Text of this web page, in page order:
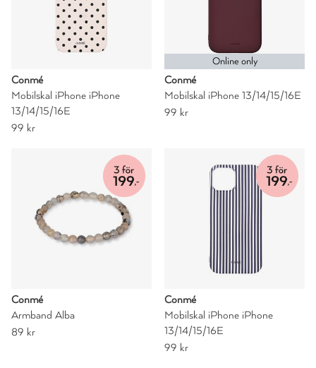
Conmé
Mobilskal iPhone iPhone
13/14/15/16E
99 kr
Online only
Conmé
Mobilskal iPhone 13/14/15/16E
99 kr
Conmé
Armband Alba
89 kr
Conmé
Mobilskal iPhone iPhone
13/14/15/16E
99 kr